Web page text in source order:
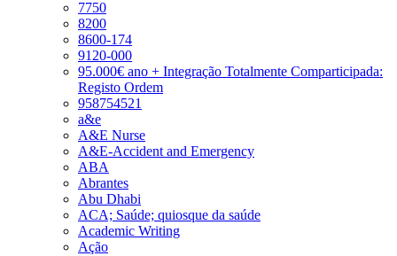
7750
8200
8600-174
9120-000
95.000€ ano + Integração Totalmente Comparticipada:
Registo Ordem
958754521
a&e
A&E Nurse
A&E-Accident and Emergency
ABA
Abrantes
Abu Dhabi
ACA; Saúde; quiosque da saúde
Academic Writing
Ação